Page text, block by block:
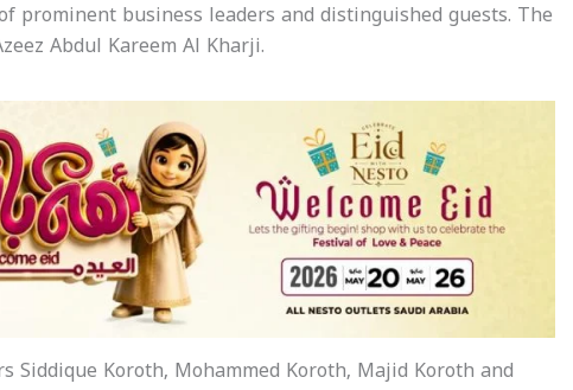
prominent business leaders and distinguished guests. The
Abdul Kareem Al Kharji.
Siddique Koroth, Mohammed Koroth, Majid Koroth and